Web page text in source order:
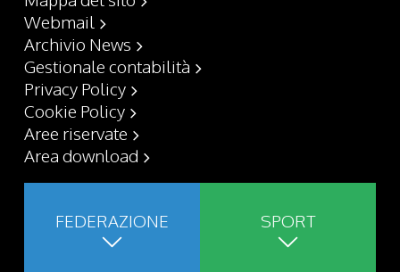
Webmail
Archivio News
Gestionale contabilità
Privacy Policy
Cookie Policy
Aree riservate
Area download
FEDERAZIONE SPORT